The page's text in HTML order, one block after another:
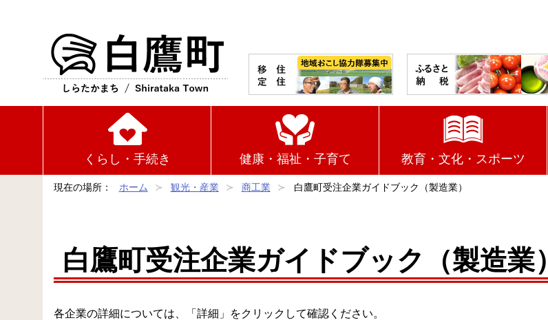
くらし・手続き 健康・福祉・子育て 教育・文化・スポーツ
現在の場所： ホーム 観光・産業 商工業 白鷹町受注企業ガイドブック（製造業）
白鷹町受注企業ガイドブック（製造業）
各企業の詳細については、「詳細」をクリックして確認ください。